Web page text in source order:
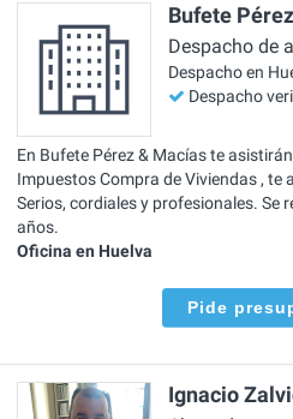
Bufete
Despacho de
Despacho en
Despacho
En Bufete Pérez & Macías te
Impuestos Compra de Viviendas , te
Serios, cordiales y profesionales. Se
años.
Oficina en Huelva
Pide
Ignacio